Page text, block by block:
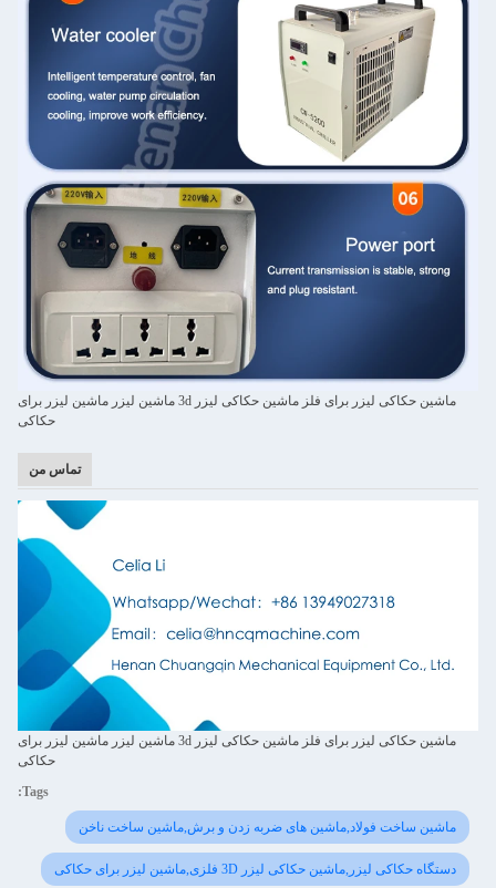
ماشین حکاکی لیزر برای فلز ماشین حکاکی لیزر 3d ماشین لیزر ماشین لیزر برای
حکاکی
تماس من
ماشین حکاکی لیزر برای فلز ماشین حکاکی لیزر 3d ماشین لیزر ماشین لیزر برای
حکاکی
Tags:
ماشین ساخت فولاد,ماشین های ضربه زدن و برش,ماشین ساخت ناخن
دستگاه حکاکی لیزر,ماشین حکاکی لیزر 3D فلزی,ماشین لیزر برای حکاکی